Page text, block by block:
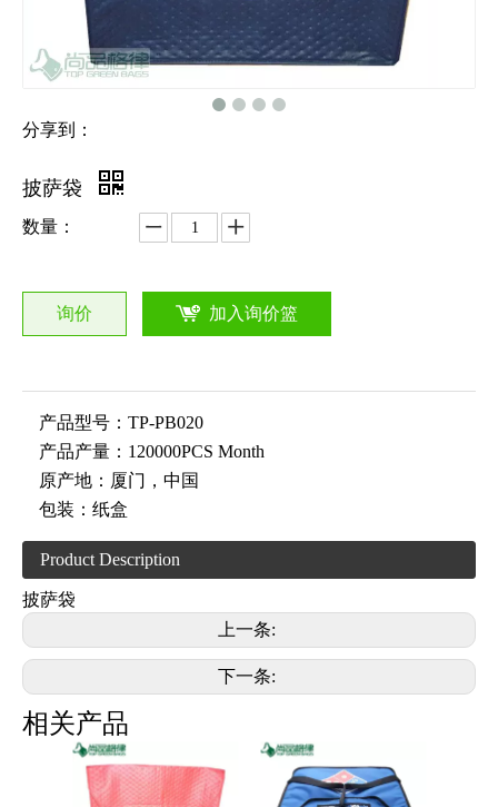
分享到：
披萨袋
数量：
询价 加入询价篮
产品型号： TP-PB020
产品产量： 120000PCS Month
原产地： 厦门，中国
包装： 纸盒
Product Description
披萨袋
上一条:
下一条:
相关产品